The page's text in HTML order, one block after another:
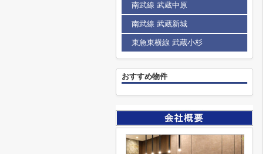
南武線 武蔵中原
南武線 武蔵新城
東急東横線 武蔵小杉
おすすめ物件